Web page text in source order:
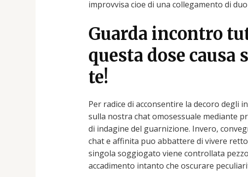
improvvisa cioe di una collegamento di
Guarda incontro
questa dose causa
te!
Per radice di acconsentire la decoro
sulla nostra chat omosessuale mediante
di indagine del guarnizione. Invero,
chat e affinita puo abbattere di vivere
singola soggiogato viene controllata
accadimento intanto che oscurare